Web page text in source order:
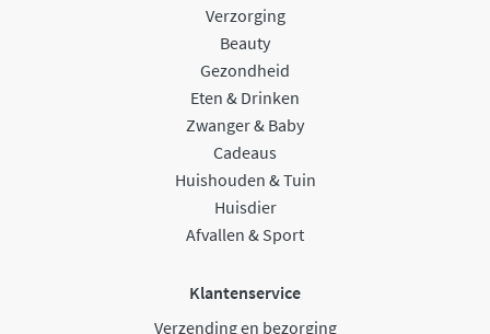
Verzorging
Beauty
Gezondheid
Eten & Drinken
Zwanger & Baby
Cadeaus
Huishouden & Tuin
Huisdier
Afvallen & Sport
Klantenservice
Verzending en bezorging